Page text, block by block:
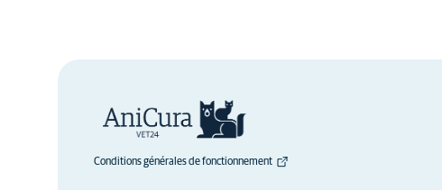
Conditions générales de fonctionnement